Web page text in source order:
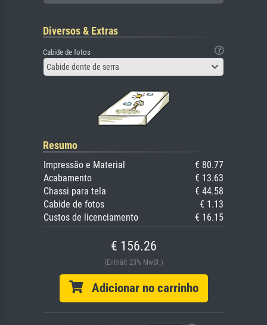
Diversos & Extras
Cabide de fotos
Cabide dente de serra
Resumo
Impressão e Material
€ 80.77
Acabamento
€ 13.63
Chassi para tela
€ 44.58
Cabide de fotos
€ 1.13
Custos de licenciamento
€ 16.15
€ 156.26
(Enthält 23% MwSt.)
Adicionar no carrinho